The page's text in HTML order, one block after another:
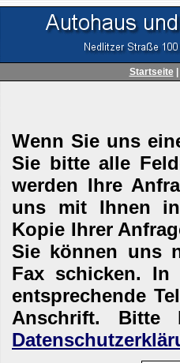
Startseite|
Wenn Sie uns
Sie bitte alle
werden Ihre
uns mit Ihnen
Kopie Ihrer
Sie können uns
Fax schicken.
entsprechende
Anschrift. Bitte